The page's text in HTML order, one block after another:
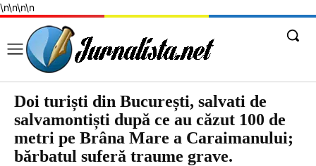
\n\n\n\n
Doi turiști din București, salvati de
salvamontiști după ce au căzut 100 de
metri pe Brâna Mare a Caraimanului;
bărbatul suferă traume grave.